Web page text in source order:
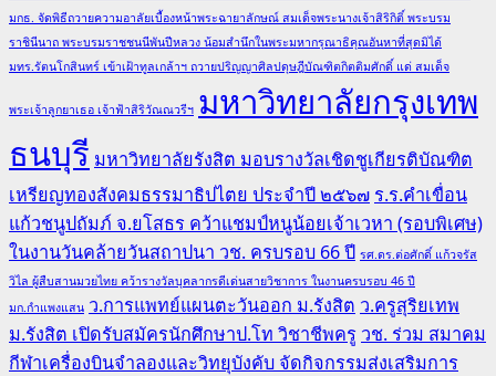
มกธ. จัดพิธีถวายความอาลัยเบื้องหน้าพระฉายาลักษณ์ สมเด็จพระนางเจ้าสิริกิติ์ พระบรม
ราชินีนาถ พระบรมราชชนนีพันปีหลวง น้อมสำนึกในพระมหากรุณาธิคุณอันหาที่สุดมิได้
มทร.รัตนโกสินทร์ เข้าเฝ้าทูลเกล้าฯ ถวายปริญญาศิลปดุษฎีบัณฑิตกิตติมศักดิ์ แด่ สมเด็จ
พระเจ้าลูกยาเธอ เจ้าฟ้าสิริวัณณวรีฯ มหาวิทยาลัยกรุงเทพ
ธนบุรี มหาวิทยาลัยรังสิต มอบรางวัลเชิดชูเกียรติบัณฑิต
เหรียญทองสังคมธรรมาธิปไตย ประจำปี ๒๕๖๗ ร.ร.คำเขื่อน
แก้วชนูปถัมภ์ จ.ยโสธร คว้าแชมป์หนูน้อยเจ้าเวหา (รอบพิเศษ)
ในงานวันคล้ายวันสถาปนา วช. ครบรอบ 66 ปี รศ.ดร.ต่อศักดิ์ แก้วจรัส
วิไล ผู้สืบสานมวยไทย คว้ารางวัลบุคลากรดีเด่นสายวิชาการ ในงานครบรอบ 46 ปี
มก.กำแพงแสน ว.การแพทย์แผนตะวันออก ม.รังสิต ว.ครูสุริยเทพ
ม.รังสิต เปิดรับสมัครนักศึกษาป.โท วิชาชีพครู วช. ร่วม สมาคม
กีฬาเครื่องบินจำลองและวิทยุบังคับ จัดกิจกรรมส่งเสริมการ